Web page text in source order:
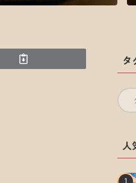
タ
人